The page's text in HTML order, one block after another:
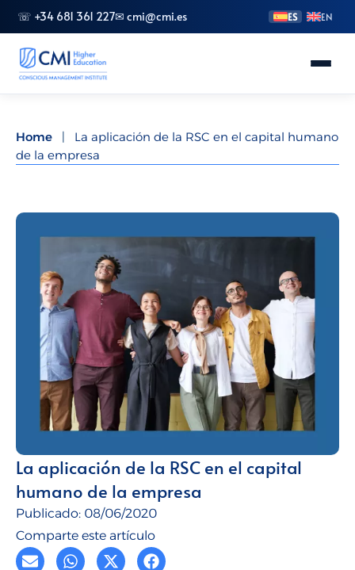
☏ +34 681 361 227✉ cmi@cmi.es ES EN
Másteres
Grados
Especializaciones
Doctorado
Talento para empresas
CMI Journal
Home |
La aplicación de la RSC en el capital humano
de la empresa
La aplicación de la RSC en el capital
humano de la empresa
Publicado: 08/06/2020
Comparte este artículo